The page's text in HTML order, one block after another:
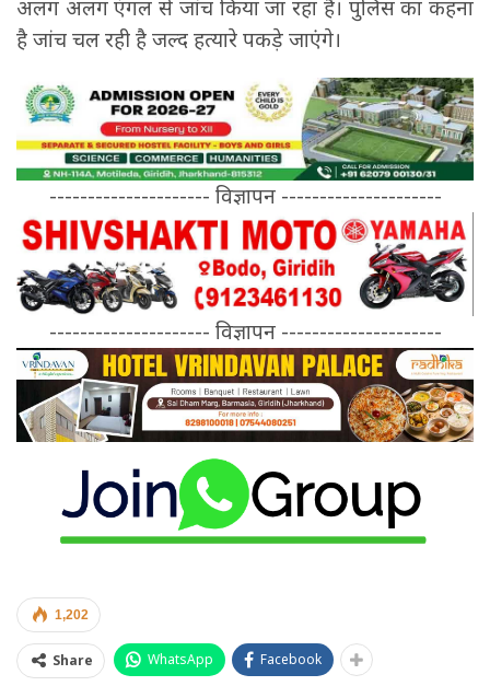
अलग अलग एंगल से जांच किया जा रहा है। पुलिस का कहना
है जांच चल रही है जल्द हत्यारे पकड़े जाएंगे।
--------------------- विज्ञापन ---------------------
--------------------- विज्ञापन ---------------------
1,202
Share WhatsApp Facebook